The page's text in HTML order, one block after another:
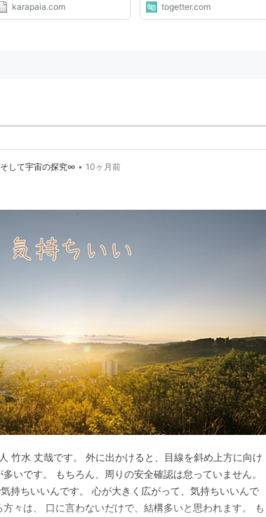
karapaia.com togetter.com
して宇宙の探究∞ • 10ヶ月前
竹水 丈哉です。 外に出かけると、目線を斜め上方に向け
いです。 もちろん、周りの安全確認は怠っていません。
持ちいいんです。 心が大きく広がって、気持ちいいんで
々は、 口に言わないだけで、結構多いと思われます。 も